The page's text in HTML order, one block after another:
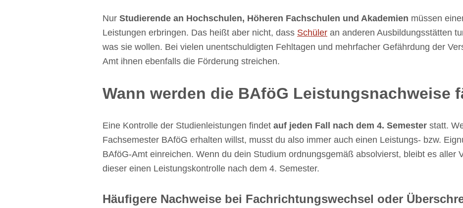
Nur Studierende an Hochschulen, Höheren Fachschulen und Akademien müssen
Leistungen erbringen. Das heißt aber nicht, dass Schüler an anderen Ausbildungsstätten
was sie wollen. Bei vielen unentschuldigten Fehltagen und mehrfacher Gefährdung der
Amt ihnen ebenfalls die Förderung streichen.
Wann werden die BAföG Leistungsnachweise
Eine Kontrolle der Studienleistungen findet auf jeden Fall nach dem 4. Semester statt.
Fachsemester BAföG erhalten willst, musst du also immer auch einen Leistungs- bzw.
BAföG-Amt einreichen. Wenn du dein Studium ordnungsgemäß absolvierst, bleibt es aller
dieser einen Leistungskontrolle nach dem 4. Semester.
Häufigere Nachweise bei Fachrichtungswechsel oder